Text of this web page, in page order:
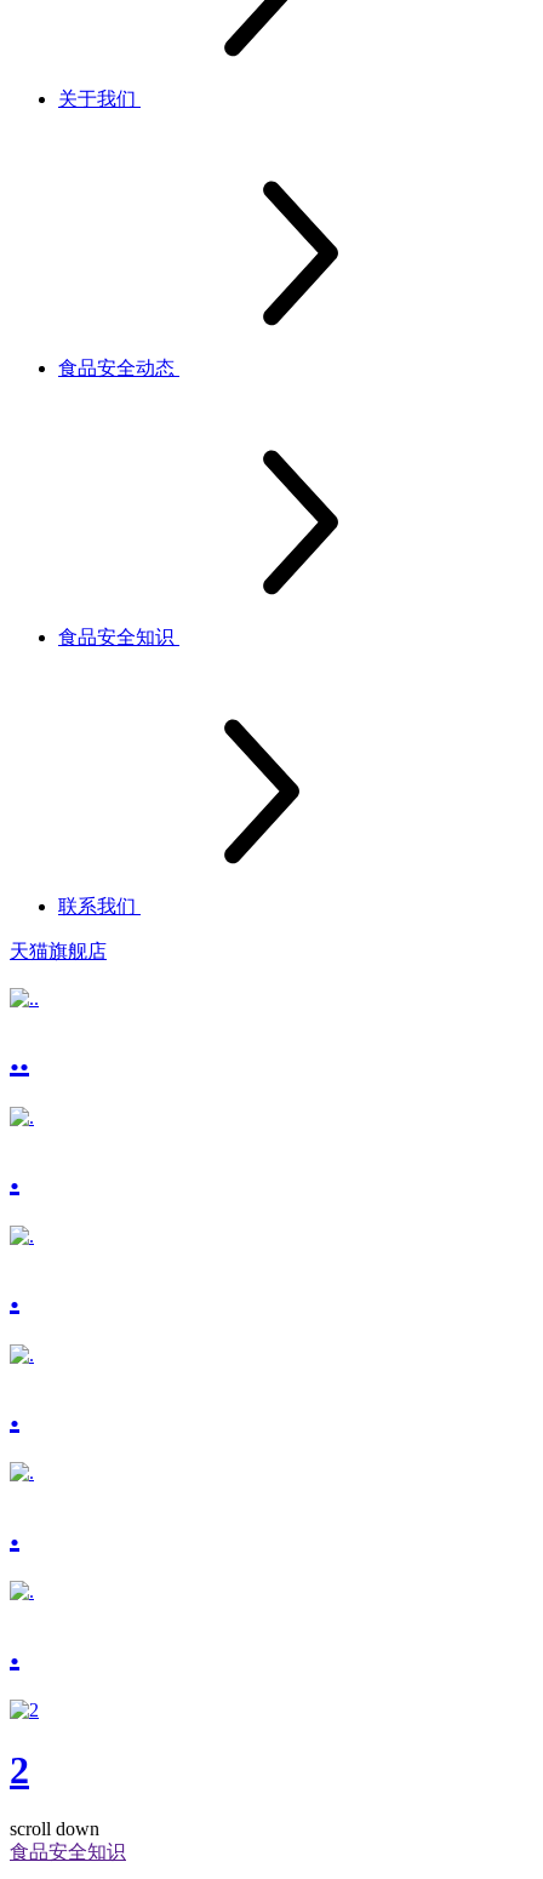
关于我们
食品安全动态
食品安全知识
联系我们
天猫旗舰店
..
.
.
.
.
.
2
scroll down
食品安全知识